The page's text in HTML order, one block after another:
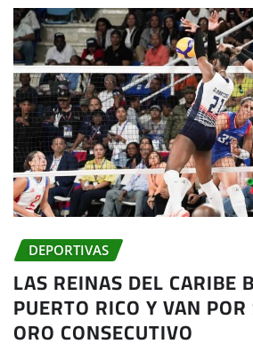
DEPORTIVAS
LAS REINAS DEL CARIBE
PUERTO RICO Y VAN
ORO CONSECUTIVO